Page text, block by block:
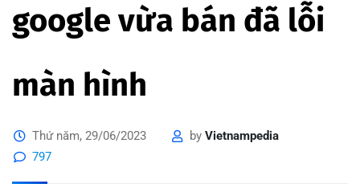
google vừa bán đã lỗi
màn hình
Thứ năm, 29/06/2023 by Vietnampedia
797